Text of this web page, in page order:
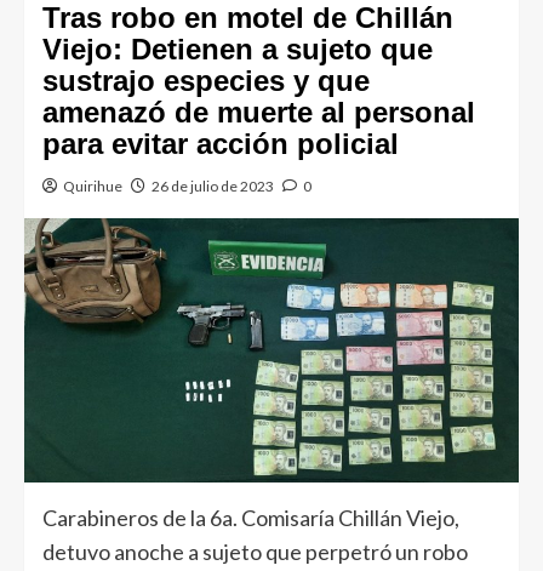
Tras robo en motel de Chillán
Viejo: Detienen a sujeto que
sustrajo especies y que
amenazó de muerte al personal
para evitar acción policial
Quirihue 26 de julio de 2023 0
Carabineros de la 6a. Comisaría Chillán Viejo,
detuvo anoche a sujeto que perpetró un robo